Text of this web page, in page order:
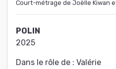
Court-métrage de Joëlle Kiwan
POLIN
2025
Dans le rôle de : Valérie